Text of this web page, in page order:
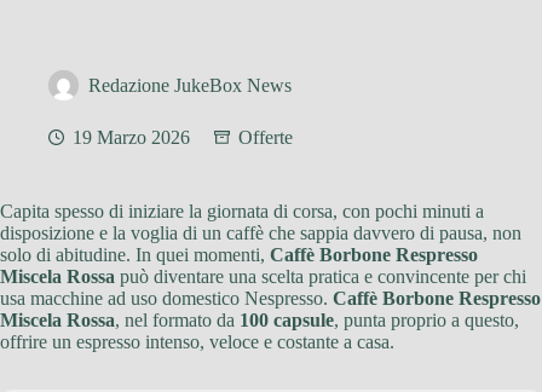
Redazione JukeBox News
19 Marzo 2026 Offerte
Capita spesso di iniziare la giornata di corsa, con pochi minuti a
disposizione e la voglia di un caffè che sappia davvero di pausa, non
solo di abitudine. In quei momenti, Caffè Borbone Respresso
Miscela Rossa può diventare una scelta pratica e convincente per chi
usa macchine ad uso domestico Nespresso. Caffè Borbone Respresso
Miscela Rossa, nel formato da 100 capsule, punta proprio a questo,
offrire un espresso intenso, veloce e costante a casa.